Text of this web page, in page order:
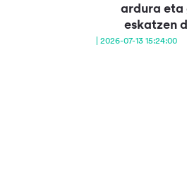
ardura eta
eskatzen
| 2026-07-13 15:24:00